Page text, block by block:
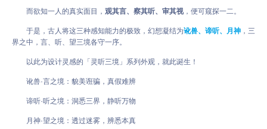
而欲知一人的真实面目， 观其言、察其听、审其视，便可窥探一二。
于是，古人将这三种感知能力的极致，幻想凝结为讹兽、谛听、月神 ，三
界之中，言、听、望三境各守一序。
以此为设计灵感的「灵听三境」系列外观，就此诞生！
讹兽·言之境：貌美诳骗，真假难辨
谛听·听之境：洞悉三界，静听万物
月神·望之境：透过迷雾，辨悉本真